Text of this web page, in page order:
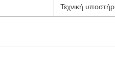
Τεχνική